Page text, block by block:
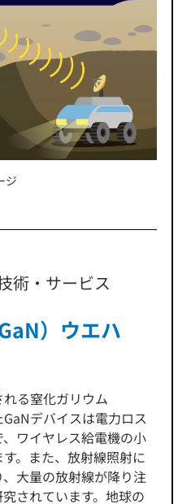
ジ
術・サービス
）ウエハ
る窒化ガリウム
GaNデバイスは電力ロス
ワイヤレス給電機の小
。また、放射線照射に
大量の放射線が降り注
されています。地球の